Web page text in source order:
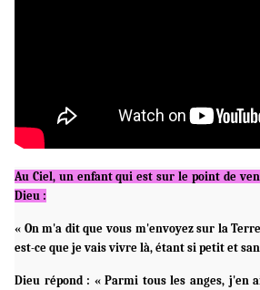
Au Ciel, un enfant qui est sur le point de
Dieu :
« On m'a dit que vous m'envoyez sur la
est-ce que je vais vivre là, étant si petit et
Dieu répond : « Parmi tous les anges, j'en